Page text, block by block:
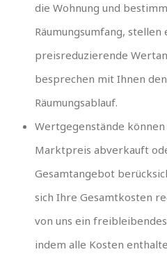
die Wohnung und
Räumungsumfang,
preisreduzierende
besprechen mit Ihnen
Räumungsablauf.
Wertgegenstände
Marktpreis abverkauft
Gesamtangebot
sich Ihre Gesamtkosten
von uns ein
indem alle Kosten